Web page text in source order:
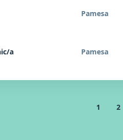
Pamesa
a Pamesa
1 2